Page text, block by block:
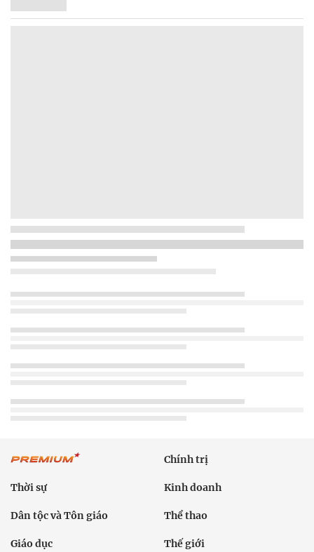
Chính trị
Thời sự Kinh doanh
Dân tộc và Tôn giáo Thể thao
Giáo dục Thế giới